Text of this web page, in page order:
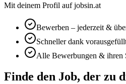
Mit deinem Profil auf jobsin.at
Bewerben – jederzeit &
Schneller dank
Alle Bewerbungen & ihren
Finde den Job, der zu